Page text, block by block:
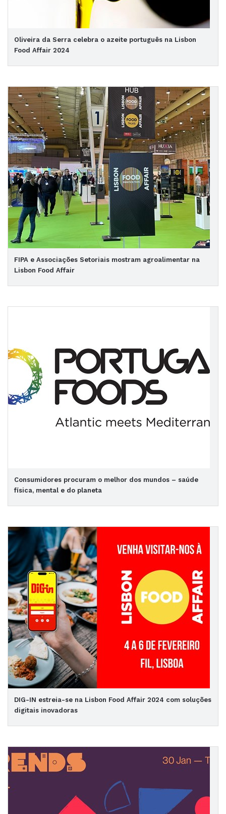
Oliveira da Serra celebra o azeite português na Lisbon
Food Affair 2024
FIPA e Associações Setoriais mostram agroalimentar na
Lisbon Food Affair
Consumidores procuram o melhor dos mundos – saúde
física, mental e do planeta
DIG-IN estreia-se na Lisbon Food Affair 2024 com soluções
digitais inovadoras